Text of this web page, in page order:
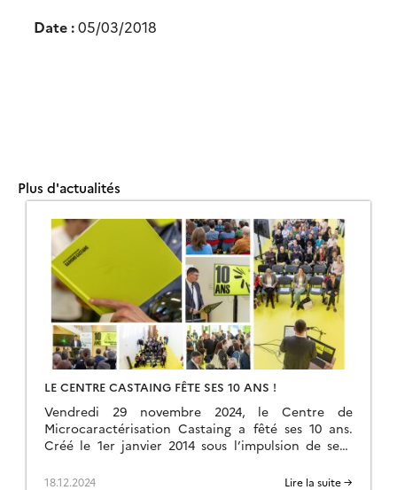
Date :05/03/2018
Plus d'actualités
LE CENTRE CASTAING FÊTE SES 10 ANS !
Vendredi 29 novembre 2024, le Centre de
Microcaractérisation Castaing a fêté ses 10 ans.
Créé le 1er janvier 2014 sous l’impulsion de sept
LAAS, LAPLACE, […]
18.12.2024 Lire la suite →